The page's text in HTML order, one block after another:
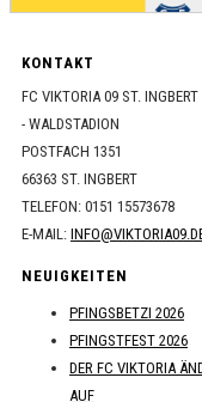
KONTAKT
FC VIKTORIA 09 ST. INGBERT
- WALDSTADION
POSTFACH 1351
66363 ST. INGBERT
TELEFON: 0151 15573678
E-MAIL:
NEUIGKEITEN
PFINGSBETZI 2026
PFINGSTFEST 2026
DER FC VIKTORIA
AUF